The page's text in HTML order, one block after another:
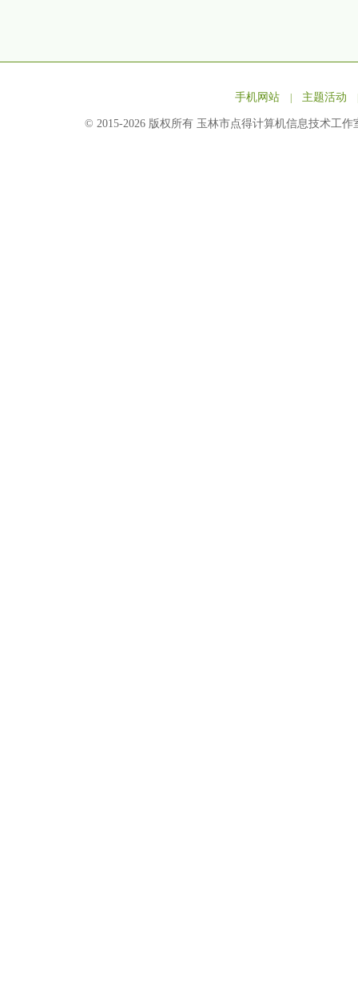
手机网站 | 主题活动
© 2015-2026 版权所有 玉林市点得计算机信息技术工